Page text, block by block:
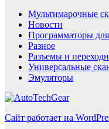
Мультимарочные
Новости
Программаторы
Разное
Разъемы и
Универсальные
Эмуляторы
Сайт работает на